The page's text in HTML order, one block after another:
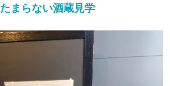
まらない酒蔵見学